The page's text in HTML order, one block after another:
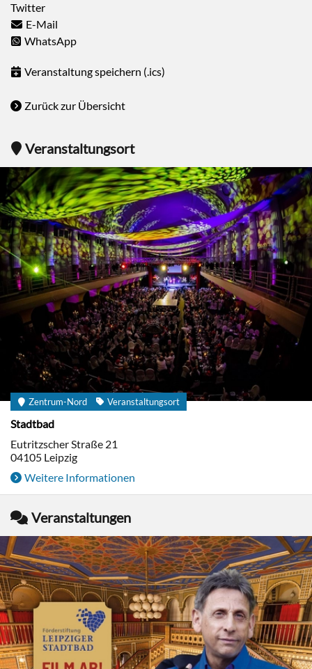
Twitter
E-Mail
WhatsApp
Veranstaltung speichern (.ics)
Zurück zur Übersicht
Veranstaltungsort
Zentrum-Nord Veranstaltungsort
Stadtbad
Eutritzscher Straße 21
04105 Leipzig
Weitere Informationen
Veranstaltungen